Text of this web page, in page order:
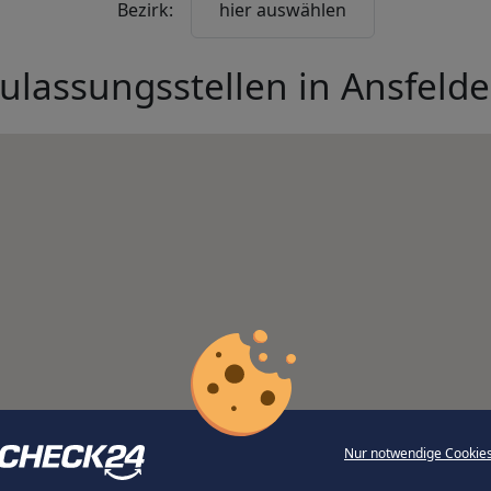
Nur notwendige
Bezirk: hier auswählen
in